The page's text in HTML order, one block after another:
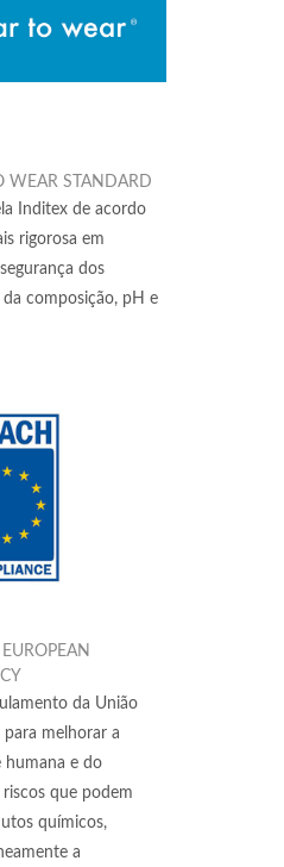
WEAR STANDARD
Inditex de acordo
rigorosa em
dos
composição, pH e
da União
para melhorar a
humana e do
que podem
químicos,
a